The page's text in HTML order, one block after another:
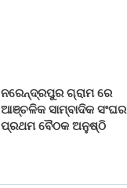
ନରେନ୍ଦ୍ରପୁର ଗ୍ରାମ ରେ
ଆଞ୍ଚଳିକ ସାମ୍ବାଦିକ ସଂଘର
ପ୍ରଥମ ବୈଠକ ଅନୁଷ୍ଠି